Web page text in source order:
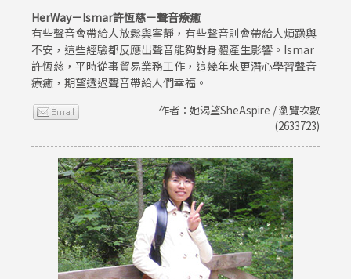
HerWay－Ismar許恆慈－聲音療癒
有些聲音會帶給人放鬆與寧靜，有些聲音則會帶給人煩躁與
不安，這些經驗都反應出聲音能夠對身體產生影響。Ismar
許恆慈，平時從事貿易業務工作，這幾年來更潛心學習聲音
療癒，期望透過聲音帶給人們幸福。
作者：她渴望SheAspire / 瀏覽次數
(2633723)